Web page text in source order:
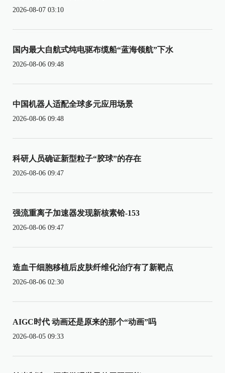
2026-08-07 03:10
国内最大自航式纯电驱布缆船“蓝海领航”下水
2026-08-06 09:48
中国机器人适配全球多元应用场景
2026-08-06 09:48
科研人员确证新型粒子“胶球”的存在
2026-08-06 09:47
强流重离子加速器发现新核素铪-153
2026-08-06 09:47
造血干细胞移植后皮肤纤维化治疗有了新靶点
2026-08-06 02:30
AIGC时代 动画还是原来的那个“动画”吗
2026-08-05 09:33